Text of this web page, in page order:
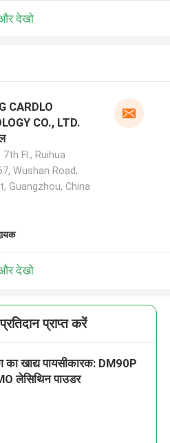
देखो
CARDLO
CO., LTD.
7th Fl., Ruihua
Wushan Road,
Guangzhou, China
देखो
प्राप्त करें
का खाद्य पायसीकारक: DM90P
लेसिथिन पाउडर